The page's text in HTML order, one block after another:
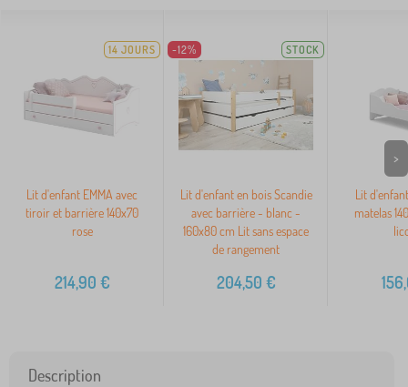
14 JOURS
Lit d'enfant EMMA avec
tiroir et barrière 140x70
rose
214,90 €
-12% STOCK
Lit d'enfant en bois Scandie
avec barrière - blanc -
160x80 cm Lit sans espace
de rangement
204,50 €
Lit
matelas
>
Description